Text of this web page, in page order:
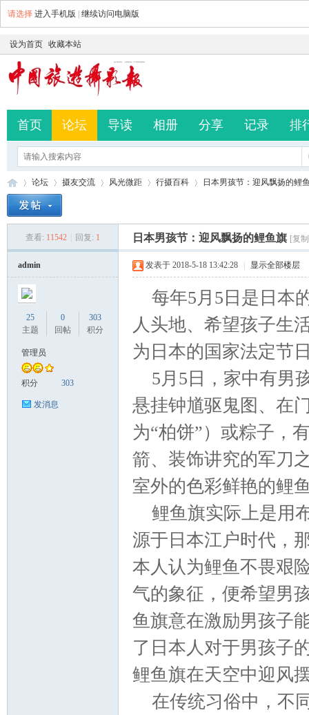
请选择 进入手机版 继续访问电脑版
设为首页 收藏本站
首页 论坛 导读 相册 分享 记录 排
论坛
›
摄友交流
›
风光微距
›
行摄百科 日本男孩节：迎风飘扬的鲤
查看: 11542 回复: 1 日本男孩节：迎风飘扬的鲤鱼旗 [复
admin
25
主题
0
回帖
303
积分
管理员
积分 303
发消息
发表于 2018-5-18 13:42:28 显示全部楼层
每年5月5日是日本
人头地、希望孩子生
为日本的国家法定节
5月5日，家中有男
悬挂钟馗驱鬼图、在
为“柏饼”）或粽子，
箭、装饰讲究的军刀
室外的色彩鲜艳的鲤
鲤鱼旗实际上是用
源于日本江户时代，
本人认为鲤鱼不畏艰
气的象征，便希望男
鱼旗意在激励男孩子
了日本人对于男孩子
鲤鱼旗在天空中迎风
在传统习俗中，不